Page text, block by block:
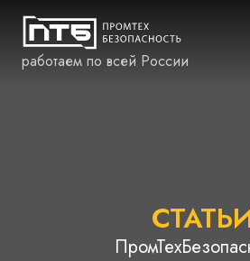
работаем по всей России